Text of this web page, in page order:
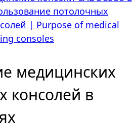
медицинских
консолей в